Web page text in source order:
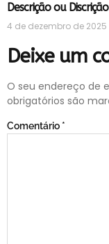
Descrição ou
4 de dezembro de 2025
Deixe um
O seu endereço de
obrigatórios são
Comentário *